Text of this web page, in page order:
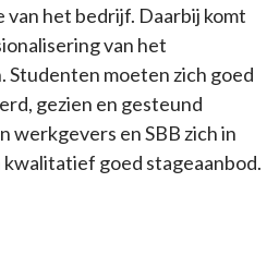
van het bedrijf. Daarbij komt
van het
Studenten moeten zich goed
gezien en gesteund
werkgevers en SBB zich in
goed stageaanbod.